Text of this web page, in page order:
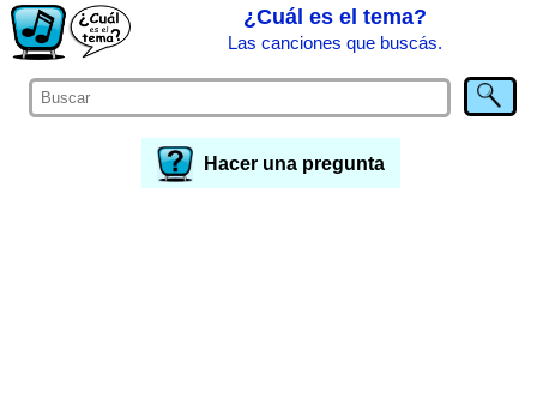
¿Cuál es el tema?
Las canciones que buscás.
Hacer una pregunta